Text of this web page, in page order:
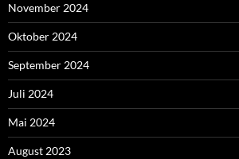
November 2024
Oktober 2024
September 2024
Juli 2024
Mai 2024
August 2023